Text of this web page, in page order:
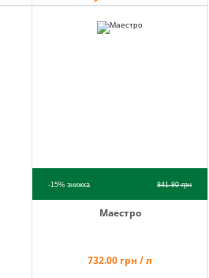
-15%знижка 841.80грн
Маестро
732.00 грн / л